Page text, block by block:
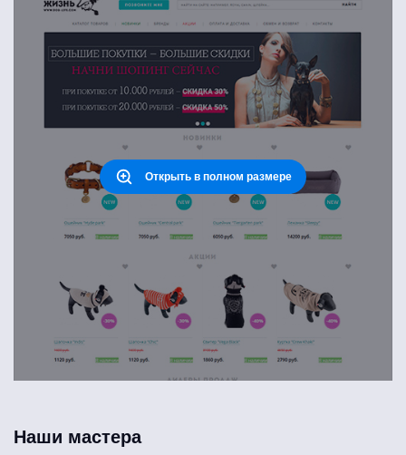
Открыть в полном размере
Наши мастера